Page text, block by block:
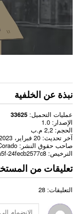
نبذة عن الخلفية
عمليات التحميل 33625
الإصدار
1.0
الحجم 2,2 م.ب
آخر تحديث 20 فبراير، 2023
صاحب حقوق النشر
الترخيص 24fecb2577c8
تعليقات من
التعليقات: 28